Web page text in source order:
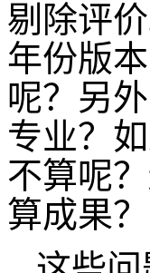
剔除评
年份版
呢？另
专业？
不算呢
算成果？